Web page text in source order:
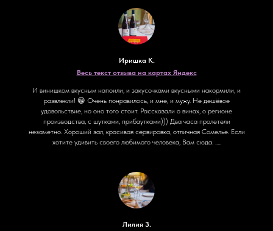
Иришка К.
Весь текст отзыва на картах Яндекс
И винишком вкусным напоили, и закусочками вкусными накормили, и
развлекли! 😁 Очень понравилось, и мне, и мужу. Не дешёвое
удовольствие, но оно того стоит. Рассказали о винах, о регионе
производства, с шутками, прибаутками))) Два часа пролетели
незаметно. Хороший зал, красивая сервировка, отличная Сомелье. Если
хотите удивить своего любимого человека, Вам сюда. .....
Лилия З.